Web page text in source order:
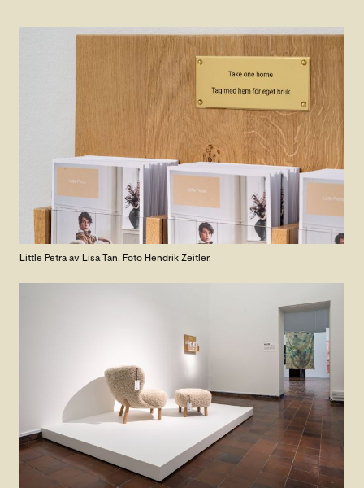
Little Petra av Lisa Tan. Foto Hendrik Zeitler.